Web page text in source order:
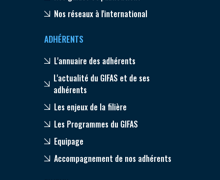
Nos réseaux à l'international
ADHÉRENTS
L'annuaire des adhérents
L'actualité du GIFAS et de ses
adhérents
Les enjeux de la filière
Les Programmes du GIFAS
Equipage
Accompagnement de nos adhérents